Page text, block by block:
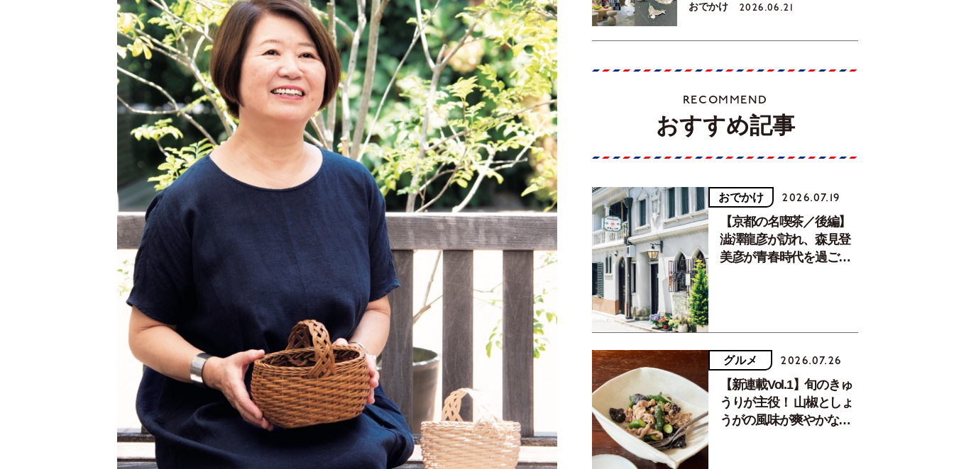
おでかけ 2026.06.21
RECOMMEND
おすすめ記事
おでかけ 2026.07.19
【京都の名喫茶／後編】
澁澤龍彦が訪れ、森見登
美彦が青春時代を過ごし
グルメ 2026.07.26
【新連載Vol.1】旬のきゅ
うりが主役！ 山椒としょ
うがの風味が爽やかな、